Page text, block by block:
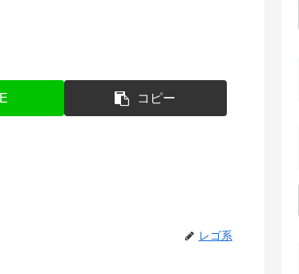
コピー
レゴ系